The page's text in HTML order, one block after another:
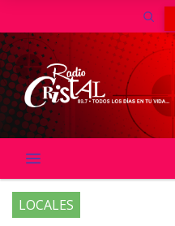
LOCALES